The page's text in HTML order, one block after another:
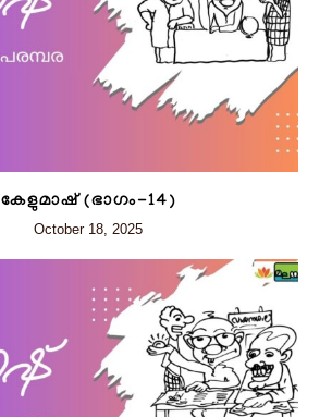
കേളുമാഷ് (ഭാഗം-14)
October 18, 2025